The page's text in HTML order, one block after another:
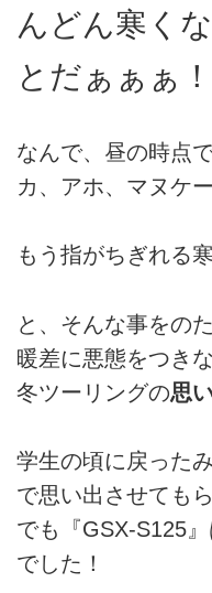
んどん寒く
とだぁぁぁ！
なんで、昼の時点
カ、アホ、マヌケ
もう指がちぎれる
と、そんな事をの
暖差に悪態をつき
冬ツーリングの思
学生の頃に戻った
で思い出させても
でも『GSX-S125
でした！